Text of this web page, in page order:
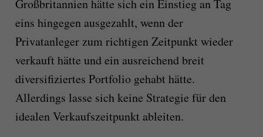
Großbritannien hätte sich ein Einstieg an Tag
eins hingegen ausgezahlt, wenn der
Privatanleger zum richtigen Zeitpunkt wieder
verkauft hätte und ein ausreichend breit
diversifiziertes Portfolio gehabt hätte.
Allerdings lasse sich keine Strategie für den
idealen Verkaufszeitpunkt ableiten.